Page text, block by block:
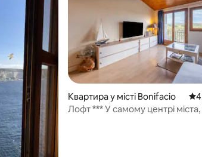
Квартира у місті Bonifacio
Лофт *** У самому центрі міста, з видом